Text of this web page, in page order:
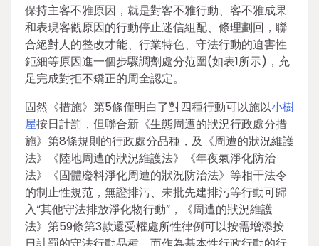
保持主客不雅原因，就是對客不雅行動、客不雅成果
和表現客觀原因的行動停止迷信組配、條理劃回，聯
合絕對人的整改才能、行業特色、守法行動的迫害性
鉅細等原因進一個步驟調劑處分范圍(如表1所示)，充
足完成對拒不矯正的周全認定。
固然《措施》第5條僅明白了對四種行動可以施以小樹
屋按日計罰，但聯合新《生態周遭的狀況行政處分措
施》第8條規則的行政處分品種，及《周遭的狀況維護
法》《陸地周遭的狀況維護法》《年夜氣淨化防治
法》《固體廢料淨化周遭的狀況防治法》等相干法令
的制止性規范，無證排污、未批先建排污等行動可歸
入“其他守法排放淨化物行動”，《周遭的狀況維護
法》第59條第3款還受權處所性律例可以按需增添按